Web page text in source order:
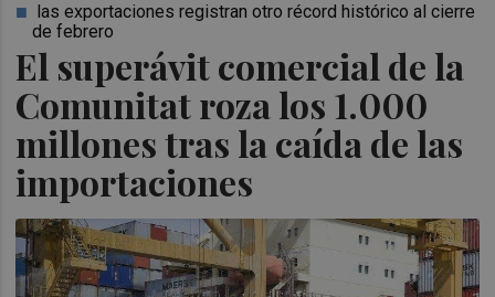
El superávit comercial de la
Comunitat roza los 1.000
millones tras la caída de las
importaciones
las exportaciones registran otro récord histórico al cierre
de febrero